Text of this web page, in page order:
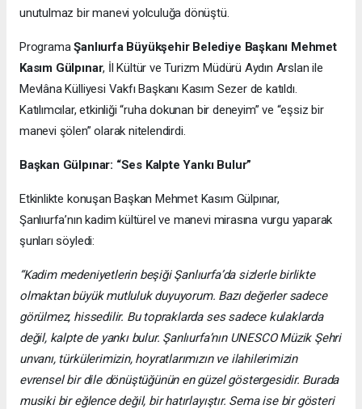
unutulmaz bir manevi yolculuğa dönüştü.
ProgramaŞanlıurfa Büyükşehir Belediye Başkanı Mehmet
Kasım Gülpınar, İl Kültür ve Turizm Müdürü Aydın Arslan ile
Mevlâna Külliyesi Vakfı Başkanı Kasım Sezer de katıldı.
Katılımcılar, etkinliği “ruha dokunan bir deneyim” ve “eşsiz bir
manevi şölen” olarak nitelendirdi.
Başkan Gülpınar: “Ses Kalpte Yankı Bulur”
Etkinlikte konuşan Başkan Mehmet Kasım Gülpınar,
Şanlıurfa’nın kadim kültürel ve manevi mirasına vurgu yaparak
şunları söyledi:
“Kadim medeniyetlerin beşiği Şanlıurfa’da sizlerle birlikte
olmaktan büyük mutluluk duyuyorum. Bazı değerler sadece
görülmez, hissedilir. Bu topraklarda ses sadece kulaklarda
değil, kalpte de yankı bulur. Şanlıurfa’nın UNESCO Müzik Şehri
unvanı, türkülerimizin, hoyratlarımızın ve ilahilerimizin
evrensel bir dile dönüştüğünün en güzel göstergesidir. Burada
musiki bir eğlence değil, bir hatırlayıştır. Sema ise bir gösteri